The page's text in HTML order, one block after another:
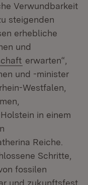
Verwundbarkeit
steigenden
erhebliche
und
(Öffnet in
erwarten“,
und -minister
Westfalen,
in einem
in neuem
Reiche.
Schritte,
fossilen
und zukunftsfest